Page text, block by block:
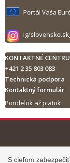
Portál Vaša
ig/
KONTAKTNÉ
+421 2 35 803 083
Technická podpora
Kontaktný formulár
Pondelok až piatok
Tlač obsahu
©2013 - 2026,
S cieľom zabezpečiť